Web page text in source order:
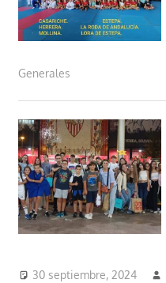
Generales
30 septiembre, 2024